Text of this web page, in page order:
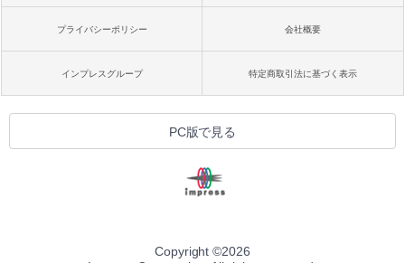
プライバシーポリシー 会社概要
インプレスグループ 特定商取引法に基づく表示
PC版で見る
Copyright ©2026